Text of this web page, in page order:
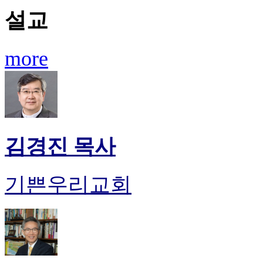
설교
more
김경진 목사
기쁜우리교회